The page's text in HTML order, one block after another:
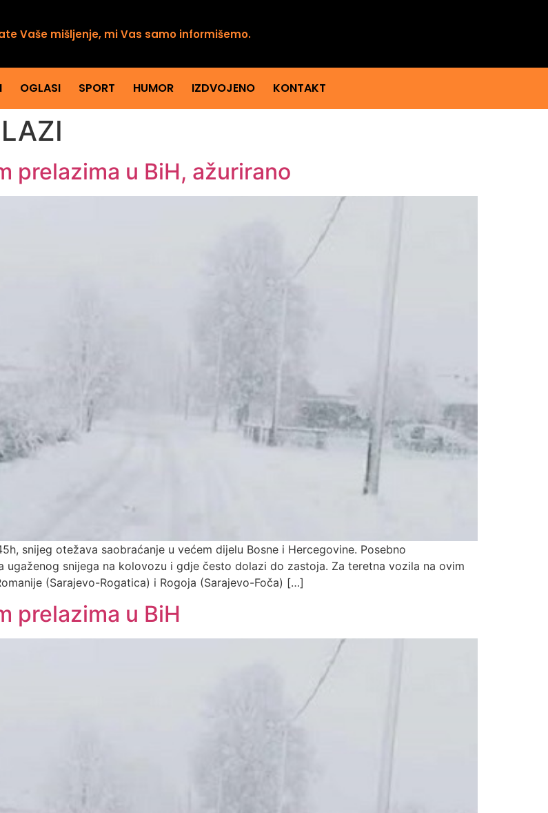
Vaše mišljenje, mi Vas samo informišemo.
OGLASI SPORT HUMOR IZDVOJENO KONTAKT
prelazima u BiH, ažurirano
snijeg otežava saobraćanje u većem dijelu Bosne i Hercegovine. Posebno
snijega na kolovozu i gdje često dolazi do zastoja. Za teretna vozila na ovim
(Sarajevo-Rogatica) i Rogoja (Sarajevo-Foča) […]
prelazima u BiH